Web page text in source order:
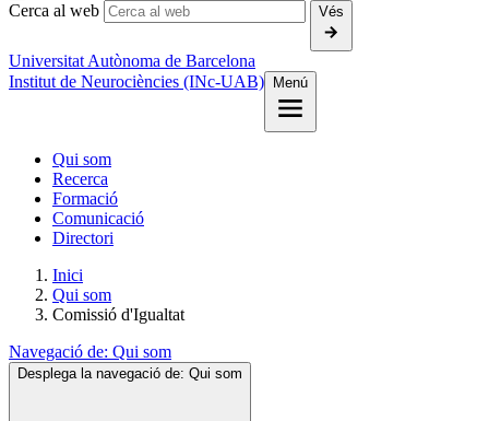
Cerca al web Vés
Universitat Autònoma de Barcelona
Institut de Neurociències (INc-UAB)
Menú
Qui som
Recerca
Formació
Comunicació
Directori
Inici
Qui som
Comissió d'Igualtat
Navegació de: Qui som
Desplega la navegació de: Qui som